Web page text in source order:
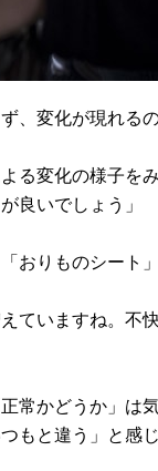
、変化が現れる
る変化の様子
良いでしょう」
おりものシート
ていますね。
常かどうか」は
もと違う」と感